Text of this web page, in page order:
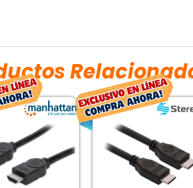
El
precio
original
era:
$199.00.
El
precio
actual
es:
El
original
era:
$80.00.